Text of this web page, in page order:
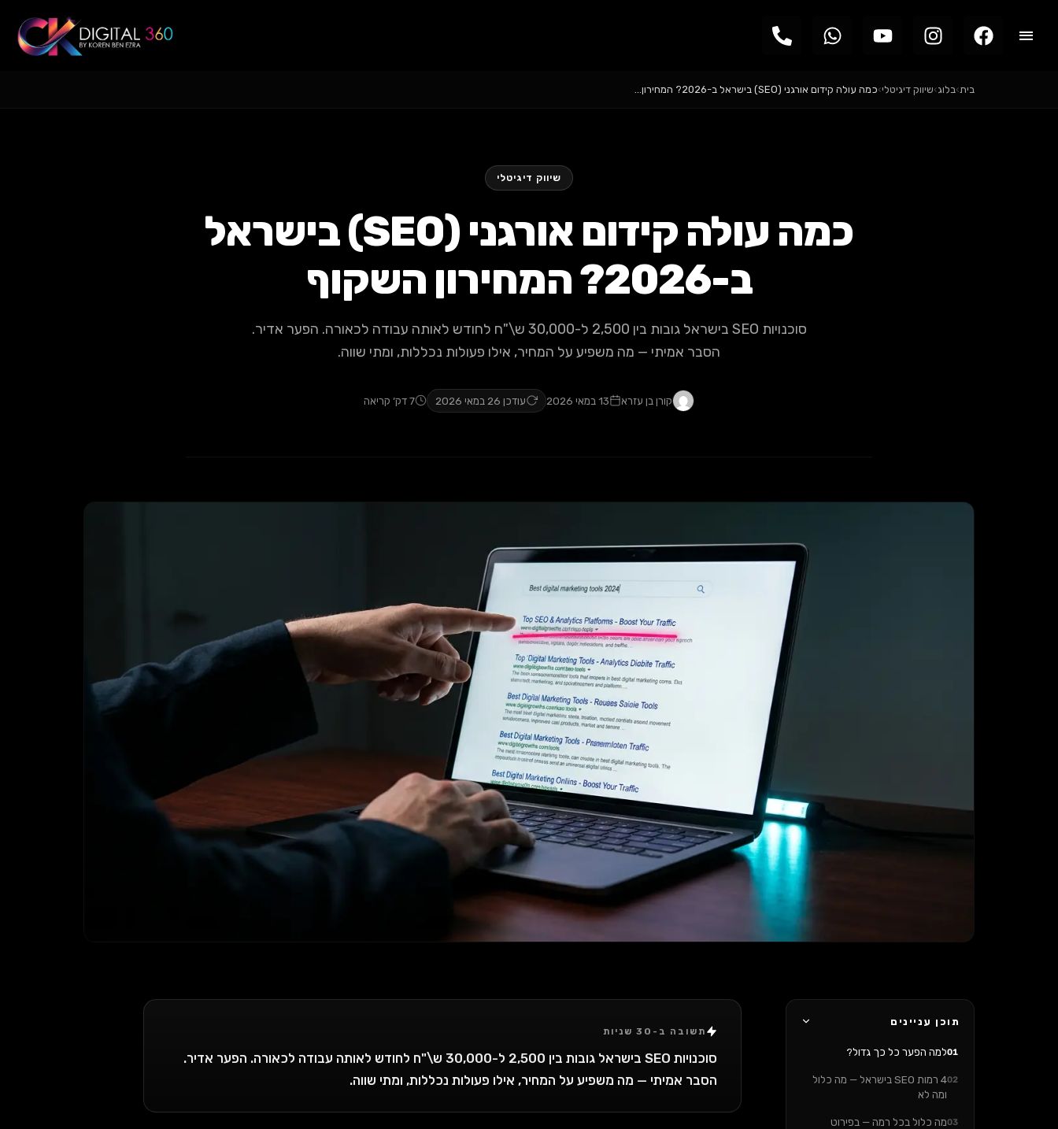
בית›בלוג›שיווק דיגיטלי›כמה עולה קידום אורגני (SEO) בישראל ב-2026? המחירון…
שיווק דיגיטלי
כמה עולה קידום אורגני (SEO) בישראל
ב-2026? המחירון השקוף
סוכנויות SEO בישראל גובות בין 2,500 ל-30,000 ש\"ח לחודש לאותה עבודה לכאורה. הפער אדיר.
הסבר אמיתי — מה משפיע על המחיר, אילו פעולות נכללות, ומתי שווה.
קורן בן עזרא 13 במאי 2026 עודכן 26 במאי 2026 7 דק׳ קריאה
תוכן עניינים
01למה הפער כל כך גדול?
02
4 רמות SEO בישראל — מה כלול
ומה לא
03מה כלול בכל רמה — בפירוט
תשובה ב-30 שניות
סוכנויות SEO בישראל גובות בין 2,500 ל-30,000 ש\"ח לחודש לאותה עבודה לכאורה. הפער אדיר.
הסבר אמיתי — מה משפיע על המחיר, אילו פעולות נכללות, ומתי שווה.